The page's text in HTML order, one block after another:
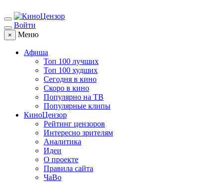
Войти
× Меню
Афиша
Топ 100 лучших
Топ 100 худших
Сегодня в кино
Скоро в кино
Популярно на ТВ
Популярные клипы
КиноЦензор
Рейтинг цензоров
Интересно зрителям
Аналитика
Идеи
О проекте
Правила сайта
ЧаВо